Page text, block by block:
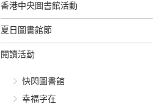
香港中央圖書館活動
夏日圖書館節
閱讀活動
快閃圖書館
幸福字在